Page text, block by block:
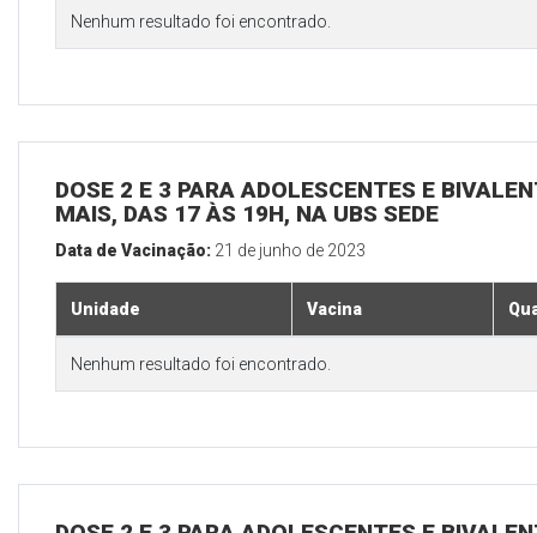
Nenhum resultado foi encontrado.
DOSE 2 E 3 PARA ADOLESCENTES E
MAIS, DAS 17 ÀS 19H, NA UBS SEDE
Data de Vacinação: 21 de junho de 2023
Unidade Vacina
Nenhum resultado foi encontrado.